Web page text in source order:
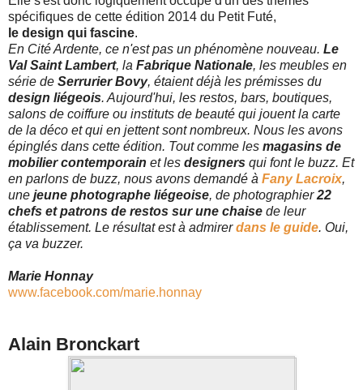
spécifiques de cette édition 2014 du Petit Futé,
le design qui fascine.
En Cité Ardente, ce n'est pas un phénomène nouveau. Le
Val Saint Lambert, la Fabrique Nationale, les meubles en
série de Serrurier Bovy, étaient déjà les prémisses du
design liégeois. Aujourd'hui, les restos, bars, boutiques,
salons de coiffure ou instituts de beauté qui jouent la carte
de la déco et qui en jettent sont nombreux. Nous les avons
épinglés dans cette édition. Tout comme les magasins de
mobilier contemporain et les designers qui font le buzz. Et
en parlons de buzz, nous avons demandé à Fany Lacroix,
une jeune photographe liégeoise, de photographier22
chefs et patrons de restos sur une chaise de leur
établissement. Le résultat est à admirerdans le guide. Oui,
ça va buzzer.
Marie Honnay
www.facebook.com/marie.honnay
Alain Bronckart